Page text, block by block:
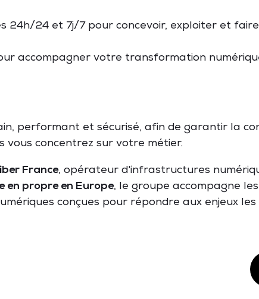
24h/24 et 7j/7 pour concevoir, exploiter et
accompagner votre transformation
performant et sécurisé, afin de garantir la
vous concentrez sur votre métier.
France, opérateur d'infrastructures
en propre en Europe, le groupe accompagne
conçues pour répondre aux enjeux les